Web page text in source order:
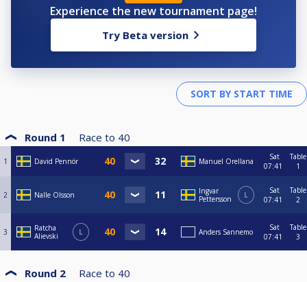
Experience the new tournament page!
Try Beta version
Round 1 Race to 40
1 David Pennör Manuel Orellana
Sat
07:41
Table
1
2 Nalle Olsson
Ingvar
Pettersson
L
Sat
07:41
Table
2
3
Ratcha
Alievski
L Anders Sannemo
Sat
07:41
Table
3
Round 2 Race to 40